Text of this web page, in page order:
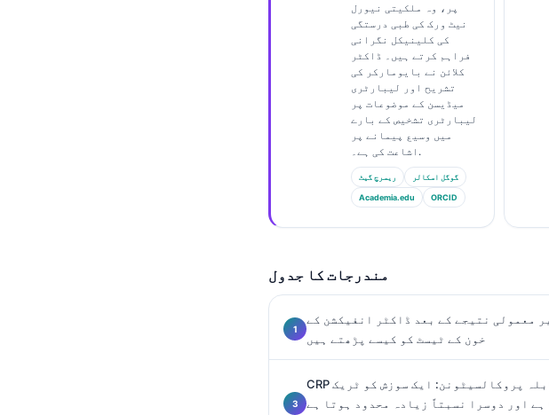
پر، وہ ملکیتی نیورل
نیٹ ورک کی طبی درستگی
کی کلینیکل نگرانی
فراہم کرتے ہیں۔ ڈاکٹر
کلائن نے بایومارکر کی
تشریح اور لیبارٹری
میڈیسن کے موضوعات پر
لیبارٹری تشخیص کے بارے
میں وسیع پیمانے پر
اشاعت کی ہے۔.
ریسرچ گیٹ گوگل اسکالر
Academia.edu ORCID
مندرجات کا جدول
معمولی نتیجے کے بعد ڈاکٹر انفیکشن کے
خون کے ٹیسٹ کو کیسے پڑھتے ہیں
CRP بمقابلہ پروکالسیٹونن: ایک سوزش کو ٹریک
ہے اور دوسرا نسبتاً زیادہ محدود ہوتا ہے